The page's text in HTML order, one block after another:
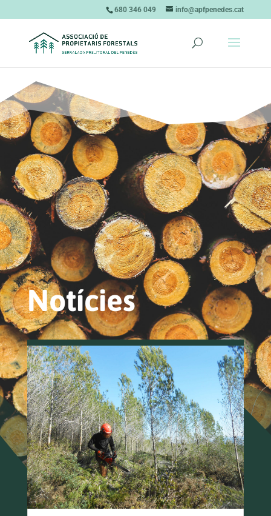
680 346 049 info@apfpenedes.cat
Notícies